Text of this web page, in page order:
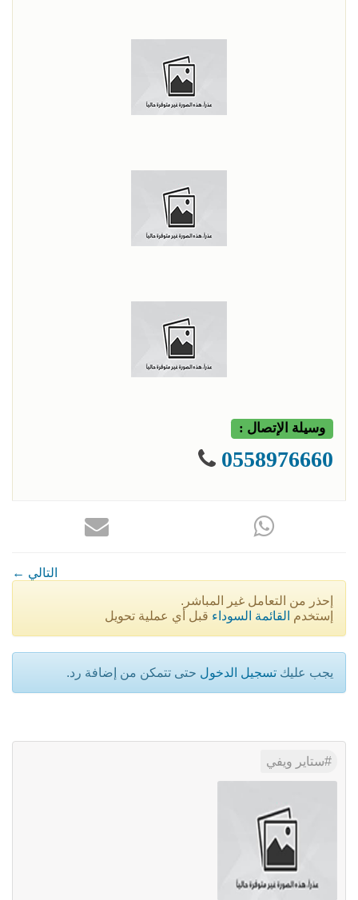
وسيلة الإتصال :
0558976660
← التالي
إحذر من التعامل غير المباشر.
إستخدم القائمة السوداء قبل أي عملية تحويل
يجب عليك تسجيل الدخول حتى تتمكن من إضافة رد.
ستاير ويفي